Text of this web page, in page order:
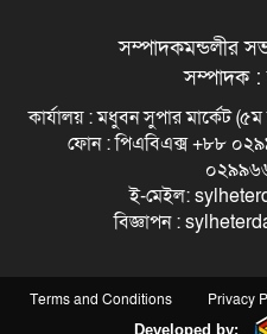
সম্পাদকমন্ডলীর
সম্পাদক :
কার্যালয় : মধুবন সুপার মার্কেট
ফোন : পিএবিএক্স +৮৮
ই-মেইল:
বিজ্ঞাপন :
Terms and Conditions Privacy
Developed by: